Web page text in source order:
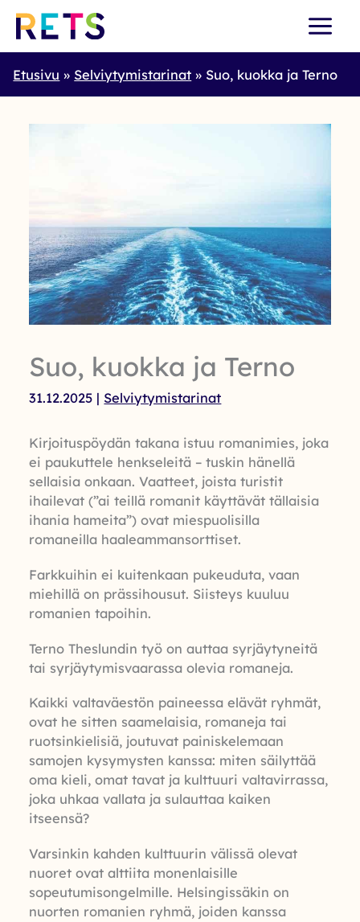
Skip
Etusivu
Selviytymistarinat Suo, kuokka ja Terno
Suo, kuokka ja Terno
31.12.2025 | Selviytymistarinat
Kirjoituspöydän takana istuu romanimies, joka
ei paukuttele henkseleitä – tuskin hänellä
sellaisia onkaan. Vaatteet, joista turistit
ihailevat (”ai teillä romanit käyttävät tällaisia
ihania hameita”) ovat miespuolisilla
romaneilla haaleammansorttiset.
Farkkuihin ei kuitenkaan pukeuduta, vaan
miehillä on prässihousut. Siisteys kuuluu
romanien tapoihin.
Terno Theslundin työ on auttaa syrjäytyneitä
tai syrjäytymisvaarassa olevia romaneja.
Kaikki valtaväestön paineessa elävät ryhmät,
ovat he sitten saamelaisia, romaneja tai
ruotsinkielisiä, joutuvat painiskelemaan
samojen kysymysten kanssa: miten säilyttää
oma kieli, omat tavat ja kulttuuri valtavirrassa,
joka uhkaa vallata ja sulauttaa kaiken
itseensä?
Varsinkin kahden kulttuurin välissä olevat
nuoret ovat alttiita monenlaisille
sopeutumisongelmille. Helsingissäkin on
nuorten romanien ryhmä, joiden kanssa